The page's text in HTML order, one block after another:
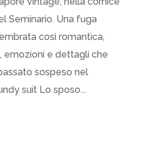
Seminario. Una fuga
così romantica,
emozioni e dettagli che
sospeso nel
suit Lo sposo...